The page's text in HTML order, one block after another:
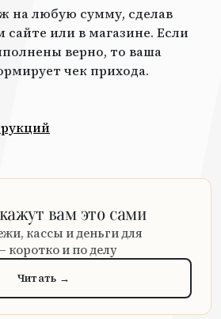
на любую сумму, сделав
сайте или в магазине. Если
верно, то ваша
чек прихода.
вам это сами
кассы и деньги для
коротко и по делу
Читать →